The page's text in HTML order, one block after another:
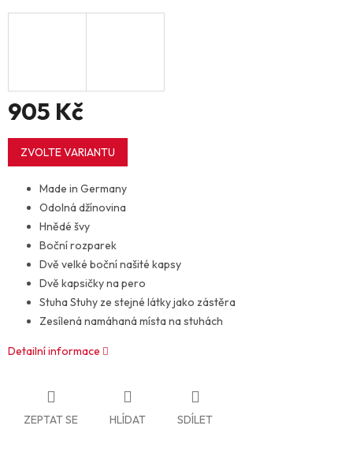
905 Kč
Měrná
cena:
ZVOLTE VARIANTU
Made in Germany
Odolná džínovina
Hnědé švy
Boční rozparek
Dvě velké boční našité kapsy
Dvě kapsičky na pero
Stuha Stuhy ze stejné látky jako zástěra
Zesílená namáhaná místa na stuhách
Detailní informace
ZEPTAT SE HLÍDAT SDÍLET